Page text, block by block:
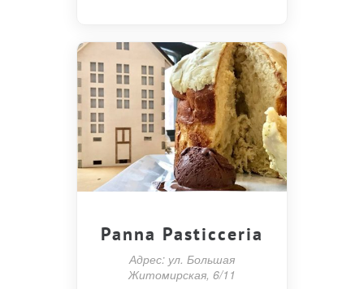
Panna Pasticceria
Адрес: ул. Большая
Житомирская, 6/11